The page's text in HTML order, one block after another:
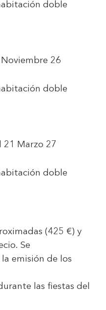
doble
26
doble
21 Marzo 27
doble
(425 €) y
Se
emisión de los
las fiestas del